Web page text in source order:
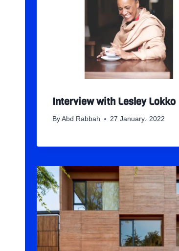
Interview with Lesley Lokko
By Abd Rabbah 27 January، 2022